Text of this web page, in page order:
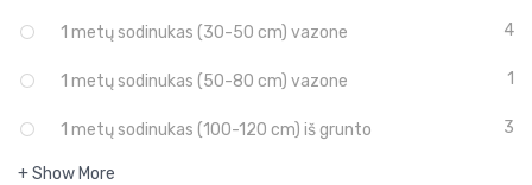
1 metų sodinukas (30-50 cm) vazone 4
1 metų sodinukas (50-80 cm) vazone 1
1 metų sodinukas (100-120 cm) iš grunto 3
+ Show More